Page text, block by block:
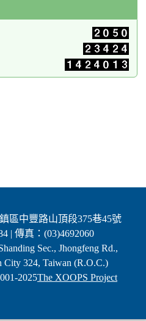
區中豐路山頂段375巷45號
| 傳真：(03)4692060
Sec., Jhongfeng Rd.,
City 324, Taiwan (R.O.C.)
2025The XOOPS Project